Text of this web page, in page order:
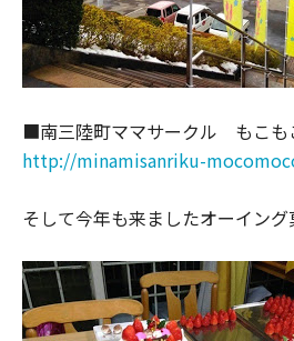
■南三陸町ママサークル もこ
http://minamisanriku-
そして今年も来ましたオーイング